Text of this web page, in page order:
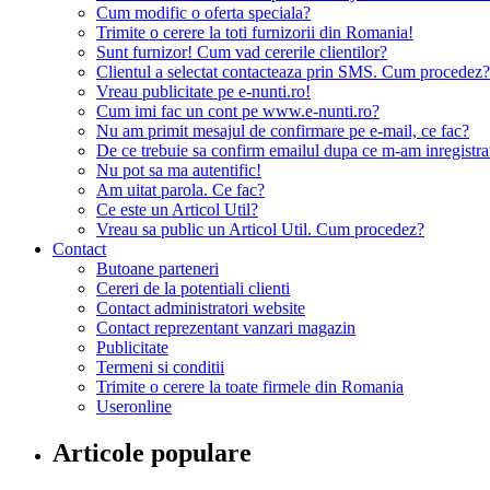
Cum modific o oferta speciala?
Trimite o cerere la toti furnizorii din Romania!
Sunt furnizor! Cum vad cererile clientilor?
Clientul a selectat contacteaza prin SMS. Cum procedez?
Vreau publicitate pe e-nunti.ro!
Cum imi fac un cont pe www.e-nunti.ro?
Nu am primit mesajul de confirmare pe e-mail, ce fac?
De ce trebuie sa confirm emailul dupa ce m-am
Nu pot sa ma autentific!
Am uitat parola. Ce fac?
Ce este un Articol Util?
Vreau sa public un Articol Util. Cum procedez?
Contact
Butoane parteneri
Cereri de la potentiali clienti
Contact administratori website
Contact reprezentant vanzari magazin
Publicitate
Termeni si conditii
Trimite o cerere la toate firmele din Romania
Useronline
Articole populare